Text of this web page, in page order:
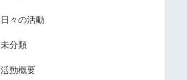
日々の活動
未分類
活動概要